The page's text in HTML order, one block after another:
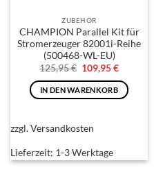
ZUBEHÖR
CHAMPION Parallel Kit für
Stromerzeuger 82001i-Reihe
(500468-WL-EU)
125,95€ Ursprünglicher
Preis
war:
125,95 €
109,95€Aktueller
ist:
109,95 €.
IN DEN WARENKORB
zzgl.Versandkosten
Lieferzeit: 1-3 Werktage